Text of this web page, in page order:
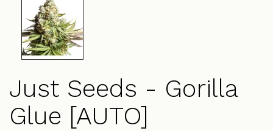
Just Seeds - Gorilla
Glue [AUTO]